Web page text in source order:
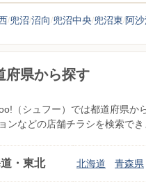
兜沼 沼向 兜沼中央 兜沼東 阿
府県から探す
（シュフー）では都道府県か
ンなどの店舗チラシを検索で
・東北 北海道 青森県